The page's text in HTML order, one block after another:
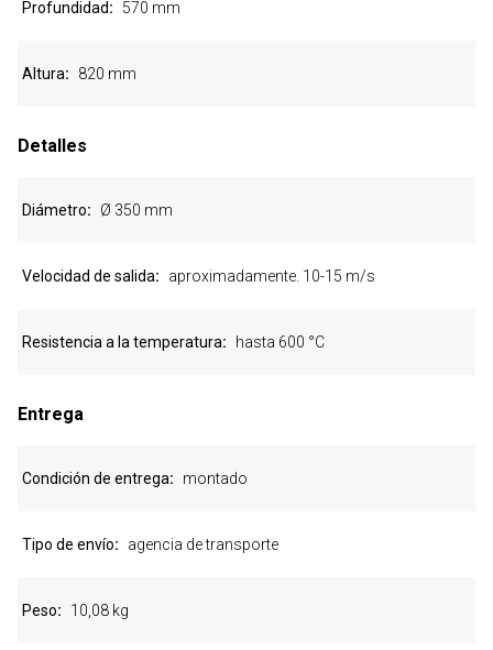
Profundidad 570 mm
Altura 820 mm
Detalles
Diámetro Ø 350 mm
Velocidad de salida aproximadamente. 10-15 m/s
Resistencia a la temperatura hasta 600 °C
Entrega
Condición de entrega montado
Tipo de envío agencia de transporte
Peso 10,08 kg